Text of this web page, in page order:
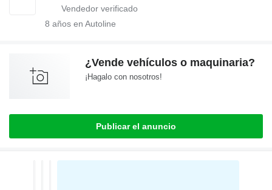
8 años en Autoline
¿Vende vehículos o maquinaria?
¡Hagalo con nosotros!
Publicar el anuncio